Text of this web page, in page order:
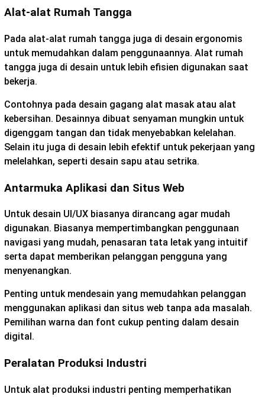
Alat-alat Rumah Tangga
Pada alat-alat rumah tangga juga di desain ergonomis
untuk memudahkan dalam penggunaannya. Alat rumah
tangga juga di desain untuk lebih efisien digunakan saat
bekerja.
Contohnya pada desain gagang alat masak atau alat
kebersihan. Desainnya dibuat senyaman mungkin untuk
digenggam tangan dan tidak menyebabkan kelelahan.
Selain itu juga di desain lebih efektif untuk pekerjaan yang
melelahkan, seperti desain sapu atau setrika.
Antarmuka Aplikasi dan Situs Web
Untuk desain UI/UX biasanya dirancang agar mudah
digunakan. Biasanya mempertimbangkan penggunaan
navigasi yang mudah, penasaran tata letak yang intuitif
serta dapat memberikan pelanggan pengguna yang
menyenangkan.
Penting untuk mendesain yang memudahkan pelanggan
menggunakan aplikasi dan situs web tanpa ada masalah.
Pemilihan warna dan font cukup penting dalam desain
digital.
Peralatan Produksi Industri
Untuk alat produksi industri penting memperhatikan